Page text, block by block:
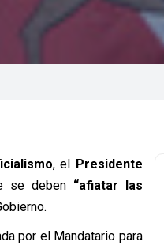
, el Presidente
se deben “afiatar las
por el Mandatario para